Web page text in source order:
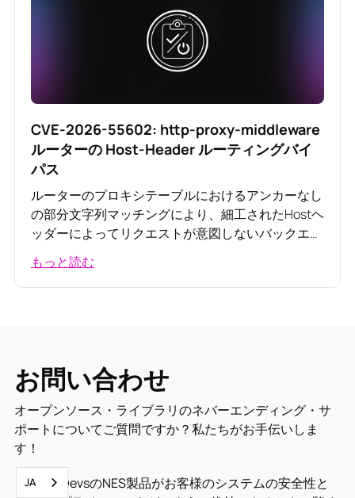
CVE-2026-55602: http-proxy-middleware
ルーターの Host-Header ルーティングバイ
パス
ルーターのプロキシテーブルにおけるアンカーなし
の部分文字列マッチングにより、細工されたHostヘ
ッダーによってリクエストが意図しないバックエン
ドにルーティングされてしまう仕組み
もっと読む
お問い合わせ
オープンソース・ライブラリのネバーエンディング・サ
ポートについてご質問ですか？私たちがお手伝いしま
す！
HeroDevsのNES製品がお客様のシステムの安全性と
JA